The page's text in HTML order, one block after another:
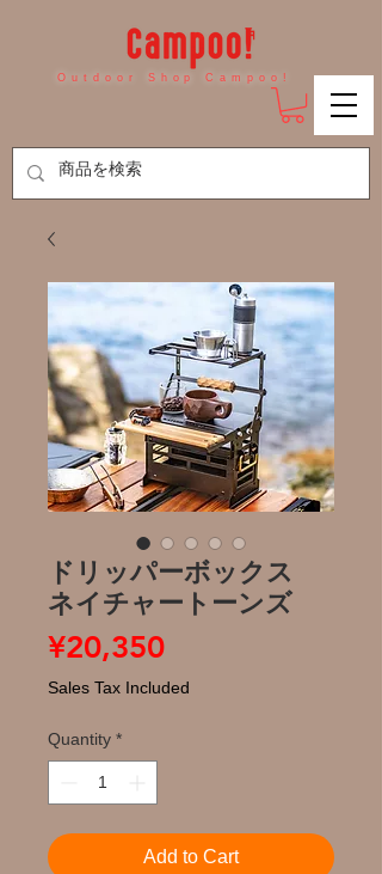
Outdoor Shop Campoo!
ドリッパーボックス
ネイチャートーンズ
¥20,350Price
Sales Tax Included
Quantity *
Add to Cart